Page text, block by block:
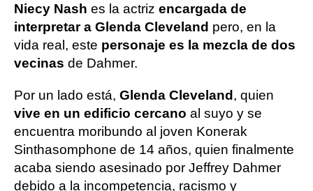
Niecy Nash es la actriz encargada de
interpretar a Glenda Cleveland pero, en la
vida real, este personaje es la mezcla de dos
vecinas de Dahmer.
Por un lado está, Glenda Cleveland, quien
vive en un edificio cercano al suyo y se
encuentra moribundo al joven Konerak
Sinthasomphone de 14 años, quien finalmente
acaba siendo asesinado por Jeffrey Dahmer
debido a la incompetencia, racismo y